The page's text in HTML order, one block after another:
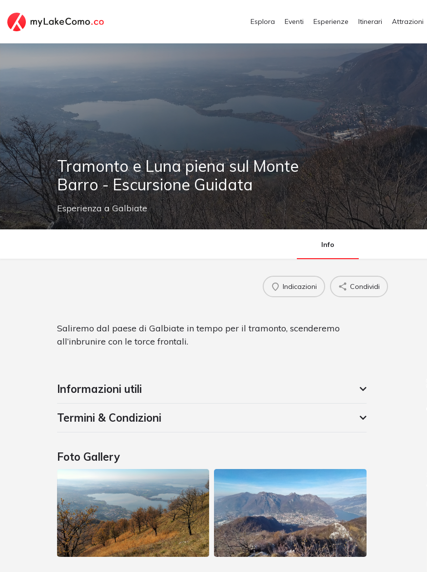
Esplora Eventi Esperienze Itinerari Attrazioni
Tramonto e Luna piena sul Monte
Barro - Escursione Guidata
EsperienzaaGalbiate
Info
Indicazioni Condividi
Saliremo dal paese di Galbiate in tempo per il tramonto, scenderemo
all’inbrunire con le torce frontali.
Informazioni utili
Termini & Condizioni
Foto Gallery